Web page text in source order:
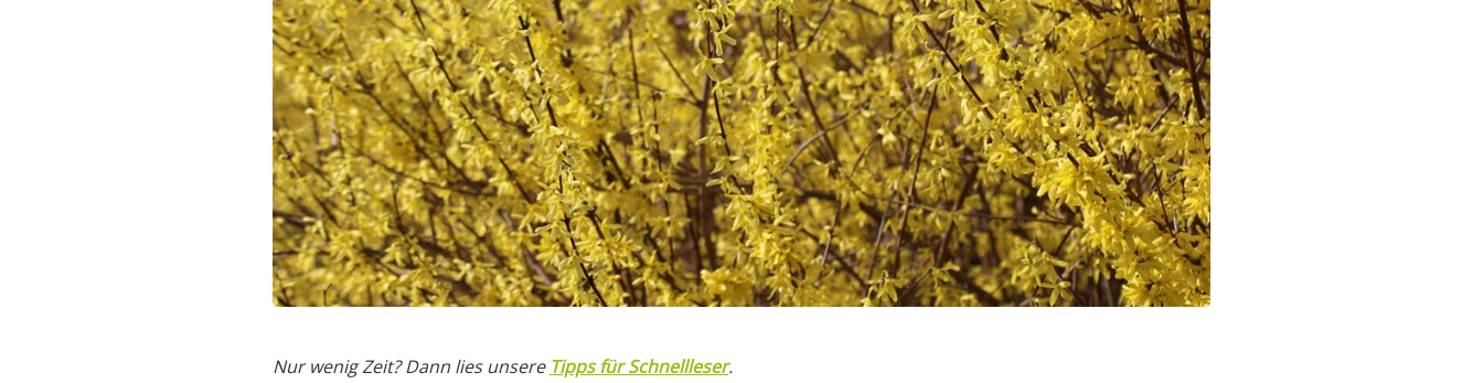
Nur wenig Zeit? Dann lies unsere Tipps für Schnellleser.